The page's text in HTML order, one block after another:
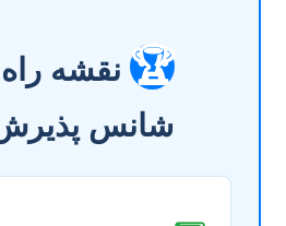
🏆 نقشه
شانس